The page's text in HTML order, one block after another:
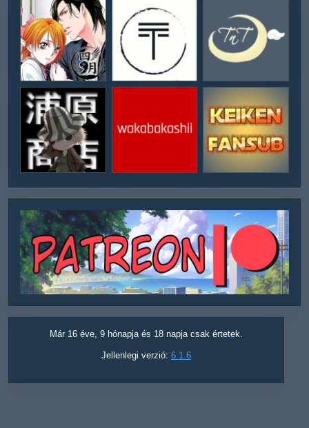
Már 16 éve, 9 hónapja és 18 napja csak értetek.
Jellenlegi verzió: 6.1.6